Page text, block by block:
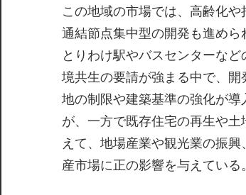
この地域の市場では、高齢化
通結節点集中型の開発も進めら
とりわけ駅やバスセンターな
境共生の要請が強まる中で、
地の制限や建築基準の強化が
が、一方で既存住宅の再生や
えて、地場産業や観光業の振
産市場に正の影響を与えている。